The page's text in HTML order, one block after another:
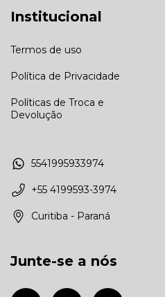
Institucional
Termos de uso
Política de Privacidade
Políticas de Troca e
Devolução
5541995933974
+55 4199593-3974
Curitiba - Paraná
Junte-se a nós